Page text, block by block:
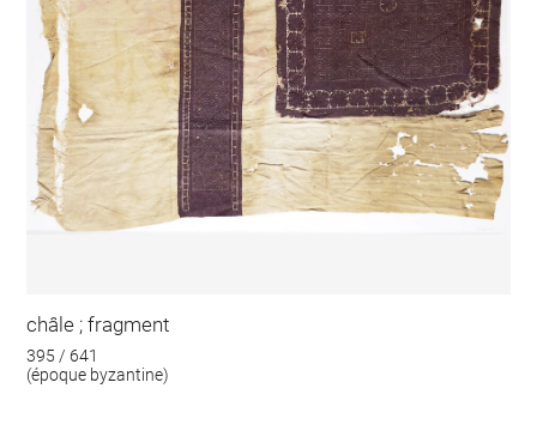
châle ; fragment
395 / 641
(époque byzantine)